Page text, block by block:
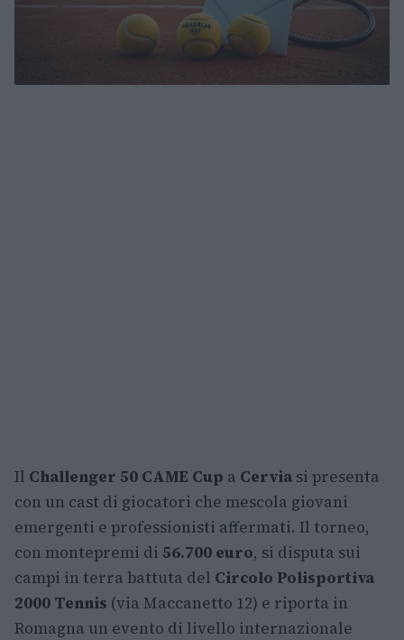
Il Challenger 50 CAME Cup a Cervia si presenta
con un cast di giocatori che mescola giovani
emergenti e professionisti affermati. Il torneo,
con montepremi di 56.700 euro, si disputa sui
campi in terra battuta del Circolo Polisportiva
2000 Tennis (via Maccanetto 12) e riporta in
Romagna un evento di livello internazionale